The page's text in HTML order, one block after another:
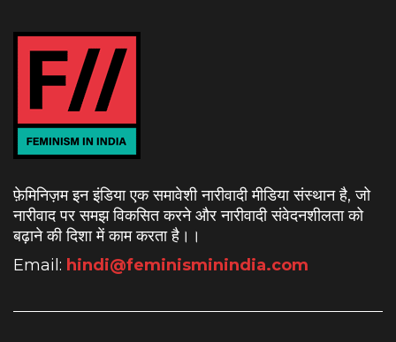
फ़ेमिनिज़म इन इंडिया एक समावेशी नारीवादी मीडिया संस्थान है, जो
नारीवाद पर समझ विकसित करने और नारीवादी संवेदनशीलता को
बढ़ाने की दिशा में काम करता है। ।
Email: hindi@feminisminindia.com